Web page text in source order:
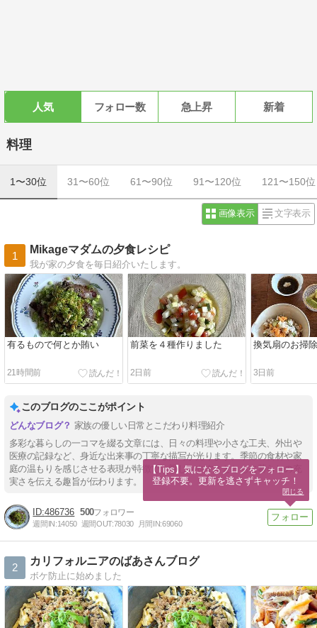
人気 フォロー数 急上昇 新着
料理
1〜30位 31〜60位 61〜90位 91〜120位 121〜150位
画像表示 文字表示
1
Mikageマダムの夕食レシピ
我が家の夕食を毎日紹介いたします。
有るもので何とか賄い
21時間前
前菜を４種作りました
2日前
換気扇のお掃
3日前
このブログのここがポイント
家族の優しい日常とこだわり料理紹介
多彩な暮らしの一コマを綴る文章には、日々の料理や小さな工夫、外出や
医療の記録など、身近な出来事の丁寧な描写が光ります。季節の食材や家
庭の温もりを感じさせる表現が特徴で、親しみやすさとともに暮らしの充
実さを伝える趣旨が伝わります。
486736 500
週間IN:14050 週間OUT:78030 月間IN:69060
2
カリフォルニアのばあさんブログ
ボケ防止に始めました
【Tips】気になるブログをフォロー。
登録不要。更新を逃さずキャッチ！
閉じる